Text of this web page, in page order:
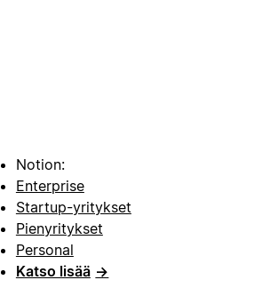
Notion:
Enterprise
Startup-yritykset
Pienyritykset
Personal
Katso lisää →